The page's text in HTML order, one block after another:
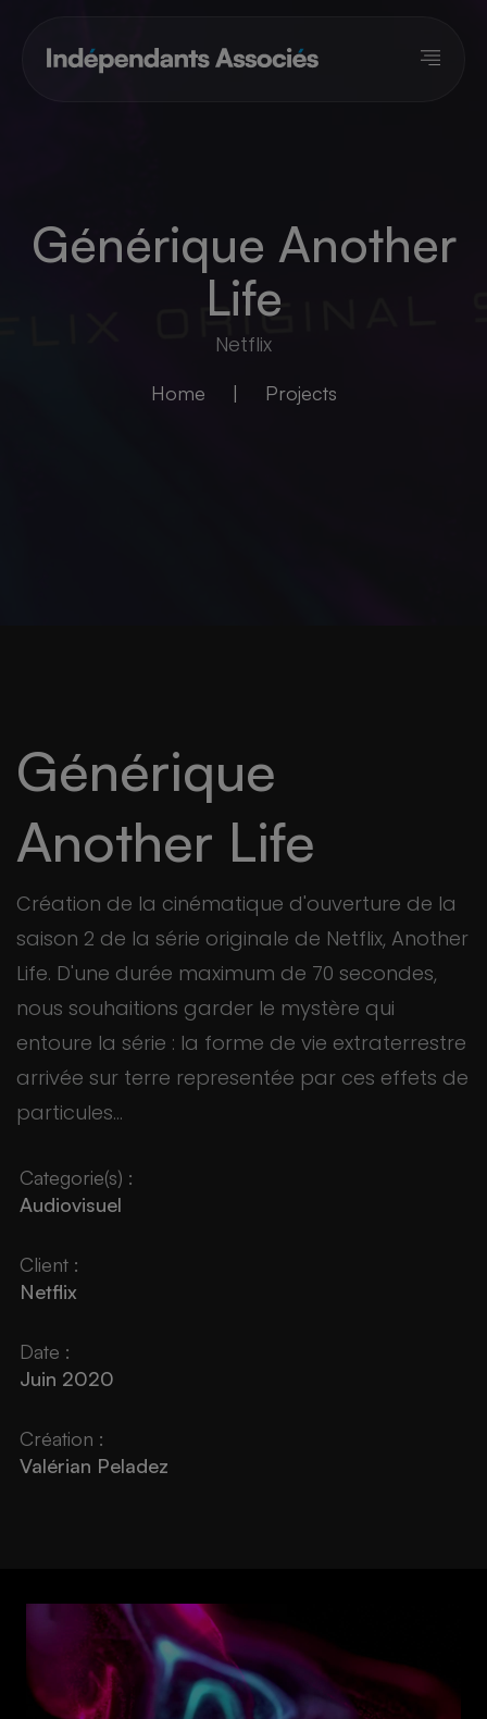
Générique Another
Life
Netflix
Home | Projects
Générique
Another Life
Création de la cinématique d'ouverture de la
saison 2 de la série originale de Netflix, Another
Life. D'une durée maximum de 70 secondes,
nous souhaitions garder le mystère qui
entoure la série : la forme de vie extraterrestre
arrivée sur terre representée par ces effets de
particules...
Categorie(s) :
Audiovisuel
Client :
Netflix
Date :
Juin 2020
Création :
Valérian Peladez